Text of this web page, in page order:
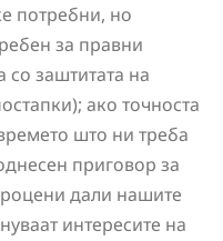
потребни, но
за правни
заштитата на
ако точноста
што ни треба
приговор за
дали нашите
интересите на